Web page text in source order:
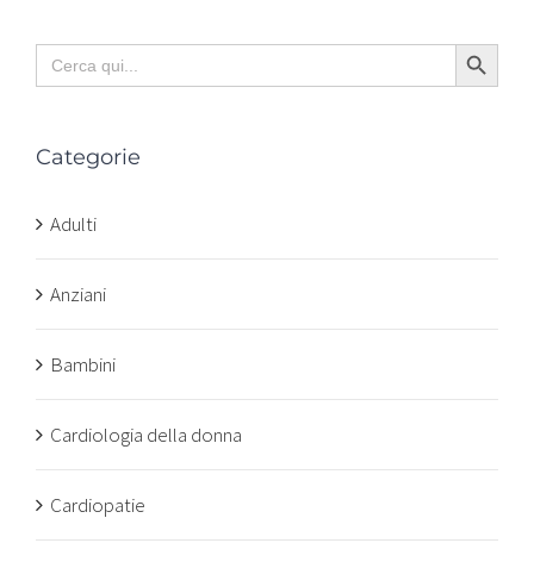
Search
for:
Search Button
Categorie
Adulti
Anziani
Bambini
Cardiologia della donna
Cardiopatie